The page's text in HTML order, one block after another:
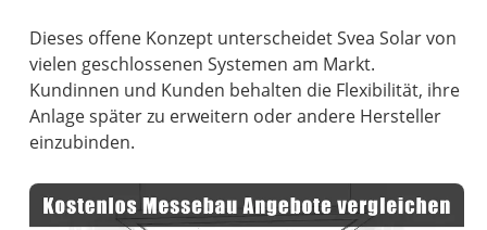
Dieses offene Konzept unterscheidet Svea Solar von
vielen geschlossenen Systemen am Markt.
Kundinnen und Kunden behalten die Flexibilität, ihre
Anlage später zu erweitern oder andere Hersteller
einzubinden.